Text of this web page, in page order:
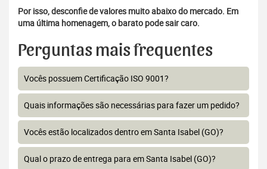
Por isso, desconfie de valores muito abaixo do mercado. Em
uma última homenagem, o barato pode sair caro.
Perguntas mais frequentes
Vocês possuem Certificação ISO 9001?
Quais informações são necessárias para fazer um pedido?
Vocês estão localizados dentro em Santa Isabel (GO)?
Qual o prazo de entrega para em Santa Isabel (GO)?